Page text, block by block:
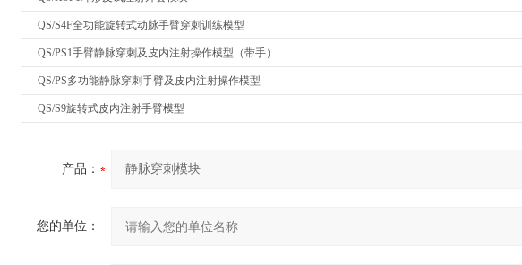
QS/S4F全功能旋转式动脉手臂穿刺训练模型
QS/PS1手臂静脉穿刺及皮内注射操作模型（带手）
QS/PS多功能静脉穿刺手臂及皮内注射操作模型
QS/S9旋转式皮内注射手臂模型
产品：
您的单位：